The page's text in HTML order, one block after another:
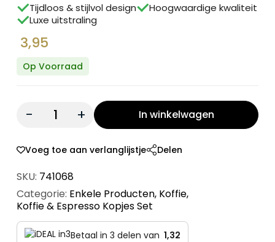
Tijdloos & stijlvol design
Hoogwaardige kwaliteit
Luxe uitstraling
3,95
Op Voorraad
Quantity: In winkelwagen
Voeg toe aan verlanglijstje Delen
SKU: 741068
Categorie: Enkele Producten, Koffie,
Koffie & Espresso Kopjes Set
Betaal in 3 delen van 1,32